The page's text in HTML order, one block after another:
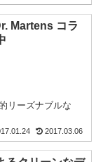
Martens コラ
リーズナブルな
2017.03.06